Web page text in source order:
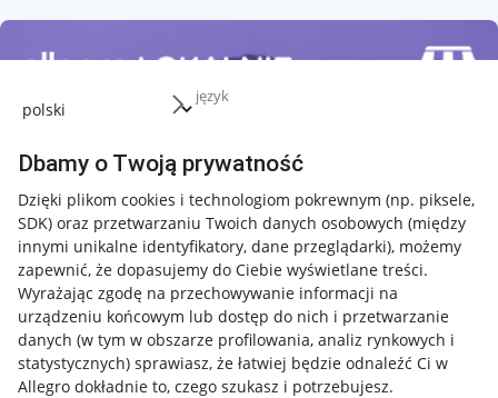
język
Dbamy o Twoją prywatność
Dzięki plikom cookies i technologiom pokrewnym (np. piksele,
SDK) oraz przetwarzaniu Twoich danych osobowych (między
innymi unikalne identyfikatory, dane przeglądarki), możemy
zapewnić, że dopasujemy do Ciebie wyświetlane treści.
Wyrażając zgodę na przechowywanie informacji na
urządzeniu końcowym lub dostęp do nich i przetwarzanie
danych (w tym w obszarze profilowania, analiz rynkowych i
statystycznych) sprawiasz, że łatwiej będzie odnaleźć Ci w
Allegro dokładnie to, czego szukasz i potrzebujesz.